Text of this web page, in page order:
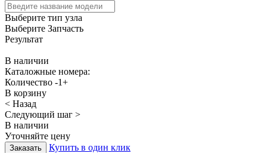
Выберите тип узла
Выберите Запчасть
Результат
В наличии
Каталожные номера:
Количество -1+
В корзину
< Назад
Следующий шаг >
В наличии
Уточняйте цену
Купить в один клик